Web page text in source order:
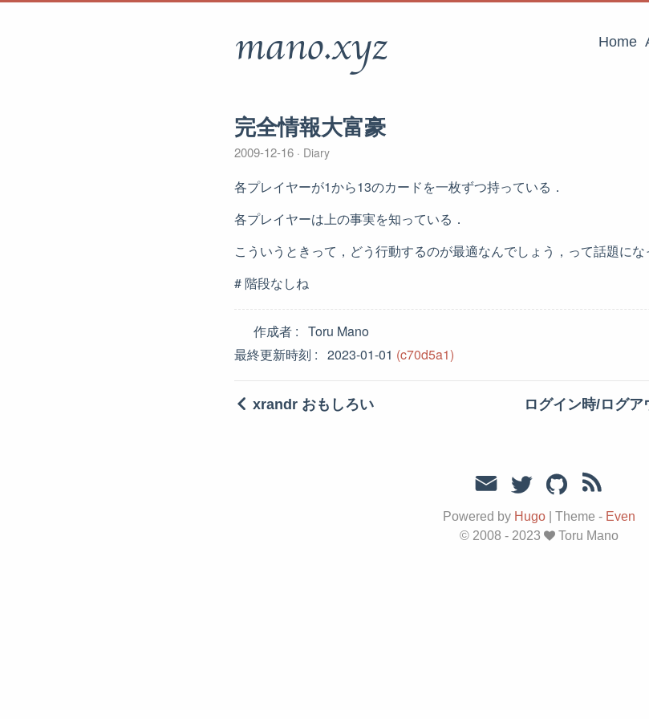
mano.xyz Home
完全情報大富豪
2009-12-16 Diary
各プレイヤーが1から13のカードを一枚ずつ持っている．
各プレイヤーは上の事実を知っている．
こういうときって，どう行動するのが最適なんでしょう，って話題にな
# 階段なしね
作成者
Toru Mano
最終更新時刻
2023-01-01 (c70d5a1)
xrandr おもしろい ログイン時/ログ
Powered by Hugo Theme - Even
© 2008 - 2023
Toru Mano